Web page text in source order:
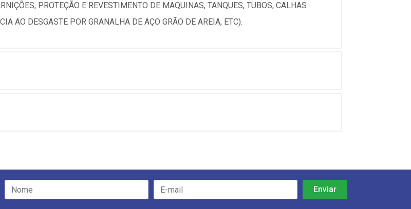
PROTEÇÃO E REVESTIMENTO DE MAQUINAS, TANQUES, TUBOS, CALHAS
AO DESGASTE POR GRANALHA DE AÇO GRÃO DE AREIA, ETC).